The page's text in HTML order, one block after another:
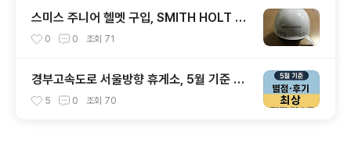
스미스 주니어 헬멧 구입, SMITH HOLT JR
1920
0 0 조회 71
경부고속도로 서울방향 휴게소, 5월 기준 맛
집 리스트
5 0 조회 70